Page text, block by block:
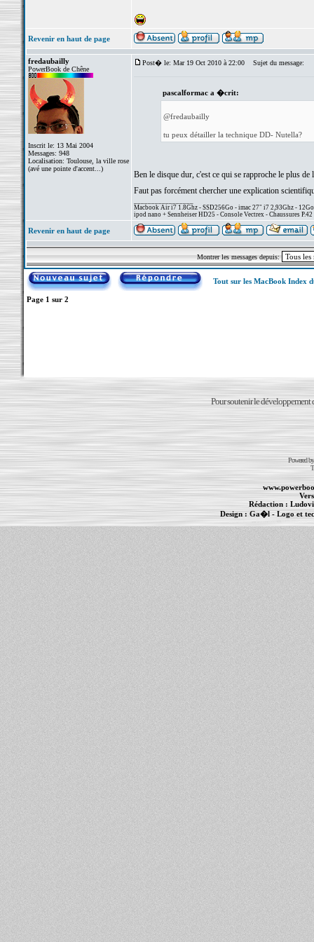
Revenir en haut de page
fredaubailly
PowerBook de Chêne
Inscrit le: 13 Mai 2004
Messages: 948
Localisation: Toulouse, la ville rose
(avé une pointe d'accent...)
Post� le: Mar 19 Oct 2010 à 22:00 Sujet du message:
pascalformac a �crit:
@fredaubailly
tu peux détailler la technique DD- Nutella?
Ben le disque dur, c'est ce qui se rapproche le plus
Faut pas forcément chercher une explication
Macbook Air i7 1.8Ghz - SSD256Go - imac 27" i7 2,93Ghz -
ipod nano + Sennheiser HD25 - Console Vectrex - Chaussures
Revenir en haut de page
Montrer les messages depuis:
Tout sur les MacBook Index
Page 1 sur 2
Pour soutenir le développement
Powered
Rédaction :
Design : Ga�l- Logo et
Informations :